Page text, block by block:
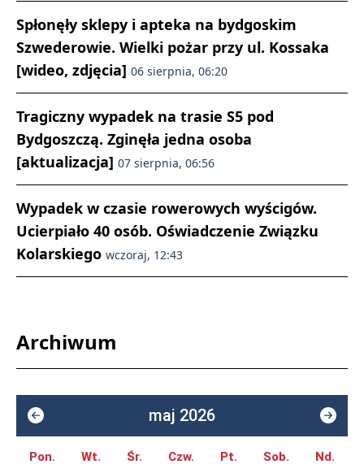
Spłonęły sklepy i apteka na bydgoskim
Szwederowie. Wielki pożar przy ul. Kossaka
[wideo, zdjęcia] 06 sierpnia, 06:20
Tragiczny wypadek na trasie S5 pod
Bydgoszczą. Zginęła jedna osoba
[aktualizacja] 07 sierpnia, 06:56
Wypadek w czasie rowerowych wyścigów.
Ucierpiało 40 osób. Oświadczenie Związku
Kolarskiego wczoraj, 12:43
Archiwum
maj 2026
Pon. Wt. Śr. Czw. Pt. Sob. Nd.